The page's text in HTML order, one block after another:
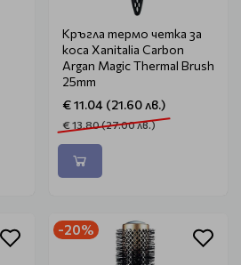
Кръгла термо четка за
коса Xanitalia Carbon
Argan Magic Thermal Brush
25mm
€ 11.04 (21.60 лв.)
€ 13.80 (27.00 лв.)
-20%